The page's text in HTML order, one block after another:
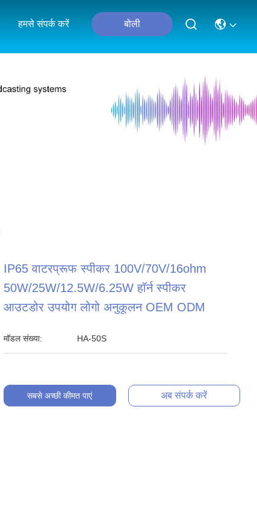
हमसे संपर्क करें बोली
IP65 वाटरप्रूफ स्पीकर 100V/70V/16ohm
50W/25W/12.5W/6.25W हॉर्न स्पीकर
आउटडोर उपयोग लोगो अनुकूलन OEM ODM
मॉडल संख्या: HA-50S
सबसे अच्छी कीमत पाएं अब संपर्क करें